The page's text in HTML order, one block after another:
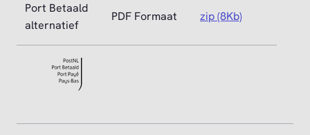
Port Betaald
alternatief
PDF Formaat zip (8Kb)